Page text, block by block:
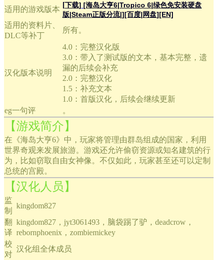
适用的游戏版本
[下载] [海岛大亨6|Tropico 6|绿色免安装硬盘
版|Steam正版分流|][百度|网盘][EN]
适用的资料片、
DLC等补丁
所有。
汉化版本说明
4.0：完整汉化版
3.0：带入了测试版的文本，基本完整，遗
漏的后续会补充
2.0：完整汉化
1.5：补充文本
1.0：首版汉化，后续会继续更新
eg一句评
。
【游戏简介】
在《海岛大亨6》中，玩家将管理由群岛组成的国家，利用
世界奇观来发展旅游。游戏还允许偷窃资源或知名建筑的行
为，比如窃取自由女神像。不仅如此，玩家甚至还可以定制
总统的宫殿。
【汉化人员】
监
制
kingdom827
翻
译
kingdom827，jyt3061493，脑袋踢了驴，deadcrow，
rebornphoenix，zombiemickey
校
对
汉化组全体成员